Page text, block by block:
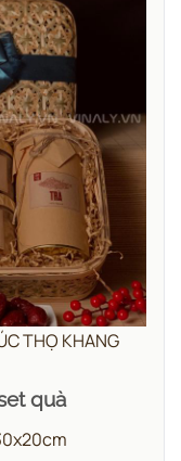
THỌ KHANG
quà